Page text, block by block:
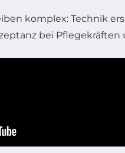
komplex: Technik
bei